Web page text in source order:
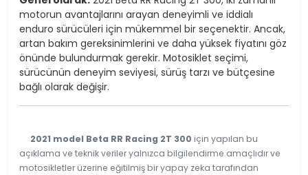
motorun avantajlarını arayan deneyimli ve iddialı
enduro sürücüleri için mükemmel bir seçenektir. Ancak,
artan bakım gereksinimlerini ve daha yüksek fiyatını göz
önünde bulundurmak gerekir. Motosiklet seçimi,
sürücünün deneyim seviyesi, sürüş tarzı ve bütçesine
bağlı olarak değişir.
2021 model Beta RR Racing 2T 300 için yapılan bu
açıklama ve teknik veriler yalnızca bilgilendirme amaçlıdır ve
motosikletler üzerine eğitilmiş bir yapay zeka tarafından